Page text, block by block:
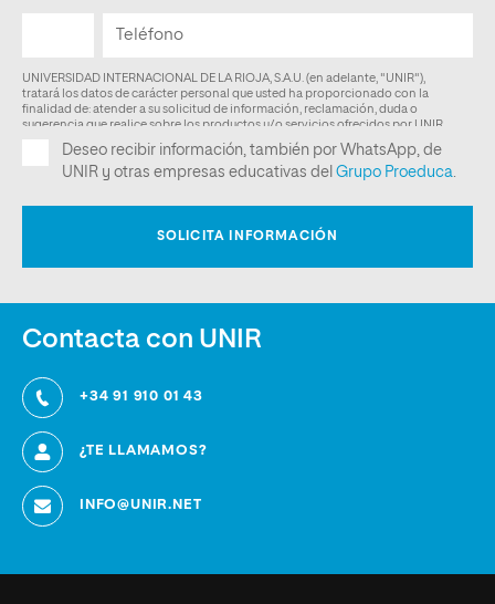
Contacta con UNIR
+34 91 910 01 43
¿TE LLAMAMOS?
INFO@UNIR.NET